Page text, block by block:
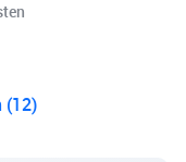
(12)